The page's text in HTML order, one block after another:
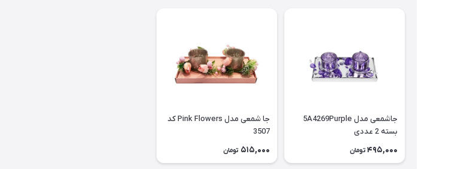
جاشمعی مدل 5A4269Purple
بسته 2 عددی
495,000 تومان
جا شمعی مدل Pink Flowers کد
3507
515,000 تومان